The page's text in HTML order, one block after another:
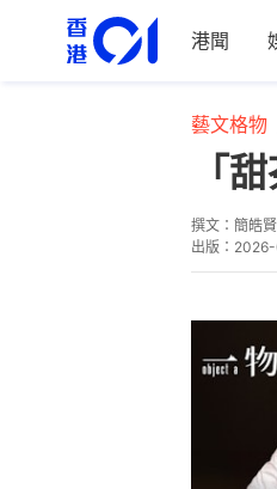
港聞
藝文格物
「
撰文： 簡皓賢
出版：